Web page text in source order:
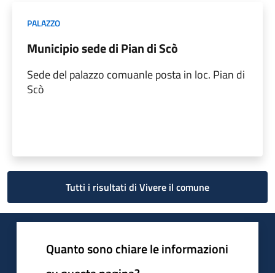
PALAZZO
Municipio sede di Pian di Scò
Sede del palazzo comuanle posta in loc. Pian di
Scò
Tutti i risultati di Vivere il comune
Quanto sono chiare le informazioni